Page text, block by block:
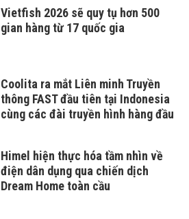
Vietfish 2026 sẽ quy tụ hơn 500
gian hàng từ 17 quốc gia
Coolita ra mắt Liên minh Truyền
thông FAST đầu tiên tại Indonesia
cùng các đài truyền hình hàng đầu
Himel hiện thực hóa tầm nhìn về
điện dân dụng qua chiến dịch
Dream Home toàn cầu